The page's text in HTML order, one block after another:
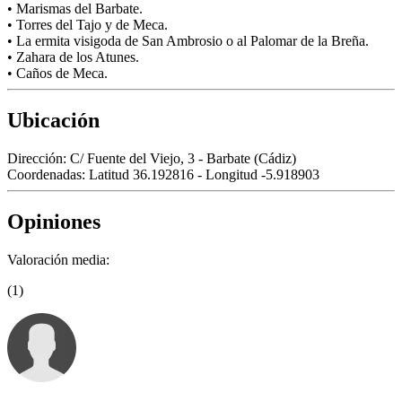
• Marismas del Barbate.
• Torres del Tajo y de Meca.
• La ermita visigoda de San Ambrosio o al Palomar de la Breña.
• Zahara de los Atunes.
• Caños de Meca.
Ubicación
Dirección: C/ Fuente del Viejo, 3 - Barbate (Cádiz)
Coordenadas: Latitud 36.192816 - Longitud -5.918903
Opiniones
Valoración media:
(1)